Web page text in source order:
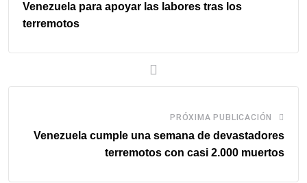
Venezuela para apoyar las labores tras los
terremotos
PRÓXIMA PUBLICACIÓN
Venezuela cumple una semana de devastadores
terremotos con casi 2.000 muertos